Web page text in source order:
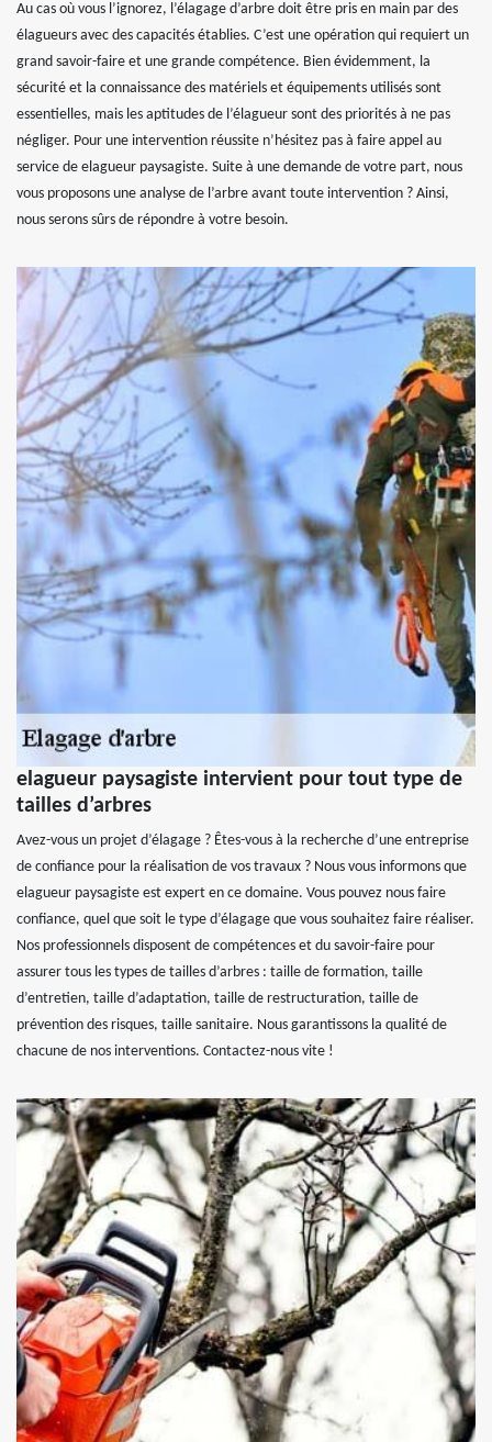
Au cas où vous l’ignorez, l’élagage d’arbre doit être pris en main par des
élagueurs avec des capacités établies. C’est une opération qui requiert un
grand savoir-faire et une grande compétence. Bien évidemment, la
sécurité et la connaissance des matériels et équipements utilisés sont
essentielles, mais les aptitudes de l’élagueur sont des priorités à ne pas
négliger. Pour une intervention réussite n’hésitez pas à faire appel au
service de elagueur paysagiste. Suite à une demande de votre part, nous
vous proposons une analyse de l’arbre avant toute intervention ? Ainsi,
nous serons sûrs de répondre à votre besoin.
elagueur paysagiste intervient pour tout type de
tailles d’arbres
Avez-vous un projet d’élagage ? Êtes-vous à la recherche d’une entreprise
de confiance pour la réalisation de vos travaux ? Nous vous informons que
elagueur paysagiste est expert en ce domaine. Vous pouvez nous faire
confiance, quel que soit le type d’élagage que vous souhaitez faire réaliser.
Nos professionnels disposent de compétences et du savoir-faire pour
assurer tous les types de tailles d’arbres : taille de formation, taille
d’entretien, taille d’adaptation, taille de restructuration, taille de
prévention des risques, taille sanitaire. Nous garantissons la qualité de
chacune de nos interventions. Contactez-nous vite !